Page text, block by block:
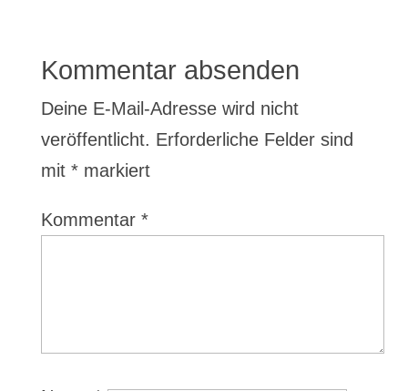
Kommentar absenden
Deine E-Mail-Adresse wird nicht
veröffentlicht. Erforderliche Felder sind
mit *markiert
Kommentar *